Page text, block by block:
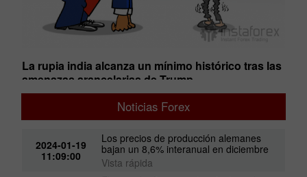
La rupia india alcanza un mínimo histórico tras las
amenazas arancelarias de Trump
05:08 2025-08-08 UTC+00Noticias Forex
2024-01-19
11:09:00
Los precios de producción alemanes
bajan un 8,6% interanual en diciembre
Vista rápida